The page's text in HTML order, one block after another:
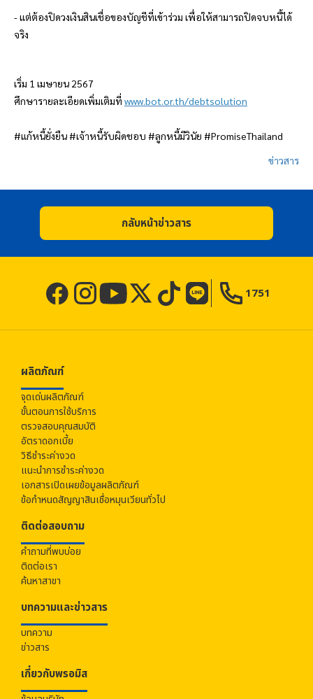
- แต่ต้องปิดวงเงินสินเชื่อของบัญชีที่เข้าร่วม เพื่อให้สามารถปิดจบหนี้ได้
จริง
เริ่ม 1 เมษายน 2567
ศึกษารายละเอียดเพิ่มเติมที่ www.bot.or.th/debtsolution
#แก้หนี้ยั่งยืน #เจ้าหนี้รับผิดชอบ #ลูกหนี้มีวินัย #PromiseThailand
ข่าวสาร
กลับหน้าข่าวสาร
1751
ผลิตภัณฑ์
จุดเด่นผลิตภัณฑ์
ขั้นตอนการใช้บริการ
ตรวจสอบคุณสมบัติ
อัตราดอกเบี้ย
วิธีชำระค่างวด
แนะนำการชำระค่างวด
เอกสารเปิดเผยข้อมูลผลิตภัณฑ์
ข้อกำหนดสัญญาสินเชื่อหมุนเวียนทั่วไป
ติดต่อสอบถาม
คำถามที่พบบ่อย
ติดต่อเรา
ค้นหาสาขา
บทความและข่าวสาร
บทความ
ข่าวสาร
เกี่ยวกับพรอมิส